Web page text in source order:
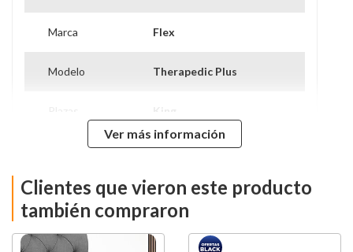
Marca Flex
Modelo Therapedic Plus
Tipo De Base Base Dividida
Nivel de Firmeza Suave
Ver más información
Clientes que vieron este producto
también compraron